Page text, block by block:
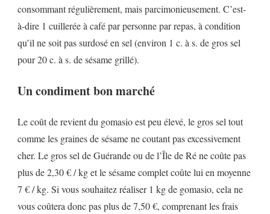
consommant régulièrement, mais parcimonieusement. C’est-
à-dire 1 cuillerée à café par personne par repas, à condition
qu’il ne soit pas surdosé en sel (environ 1 c. à s. de gros sel
pour 20 c. à s. de sésame grillé).
Un condiment bon marché
Le coût de revient du gomasio est peu élevé, le gros sel tout
comme les graines de sésame ne coutant pas excessivement
cher. Le gros sel de Guérande ou de l’Île de Ré ne coûte pas
plus de 2,30 € / kg et le sésame complet coûte lui en moyenne
7 € / kg. Si vous souhaitez réaliser 1 kg de gomasio, cela ne
vous coûtera donc pas plus de 7,50 €, comprenant les frais